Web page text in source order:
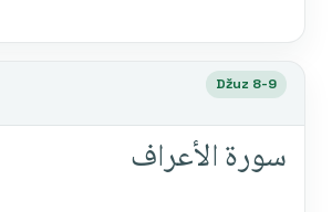
Džuz 8-9
سورة الأعراف